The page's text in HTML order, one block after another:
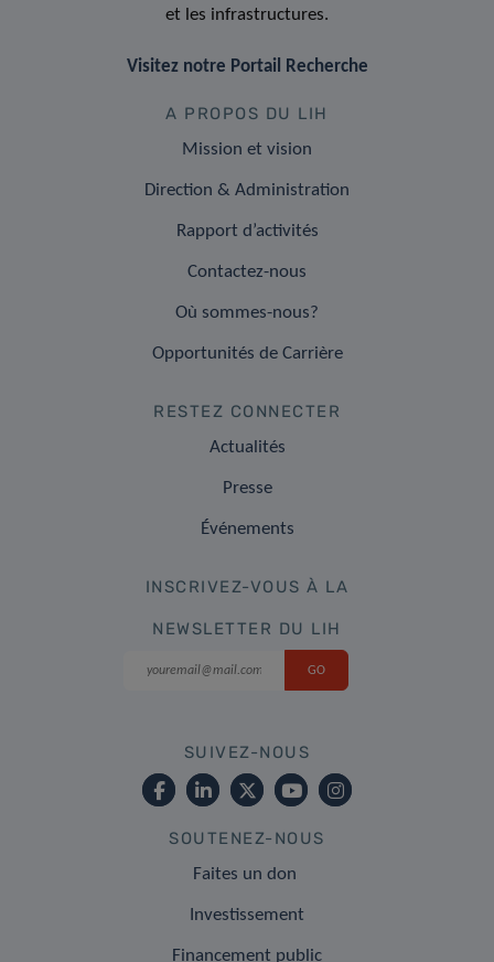
et les infrastructures.
Visitez notre Portail Recherche
A PROPOS DU LIH
Mission et vision
Direction & Administration
Rapport d’activités
Contactez-nous
Où sommes-nous?
Opportunités de Carrière
RESTEZ CONNECTER
Actualités
Presse
Événements
INSCRIVEZ-VOUS À LA
NEWSLETTER DU LIH
SUIVEZ-NOUS
SOUTENEZ-NOUS
Faites un don
Investissement
Financement public